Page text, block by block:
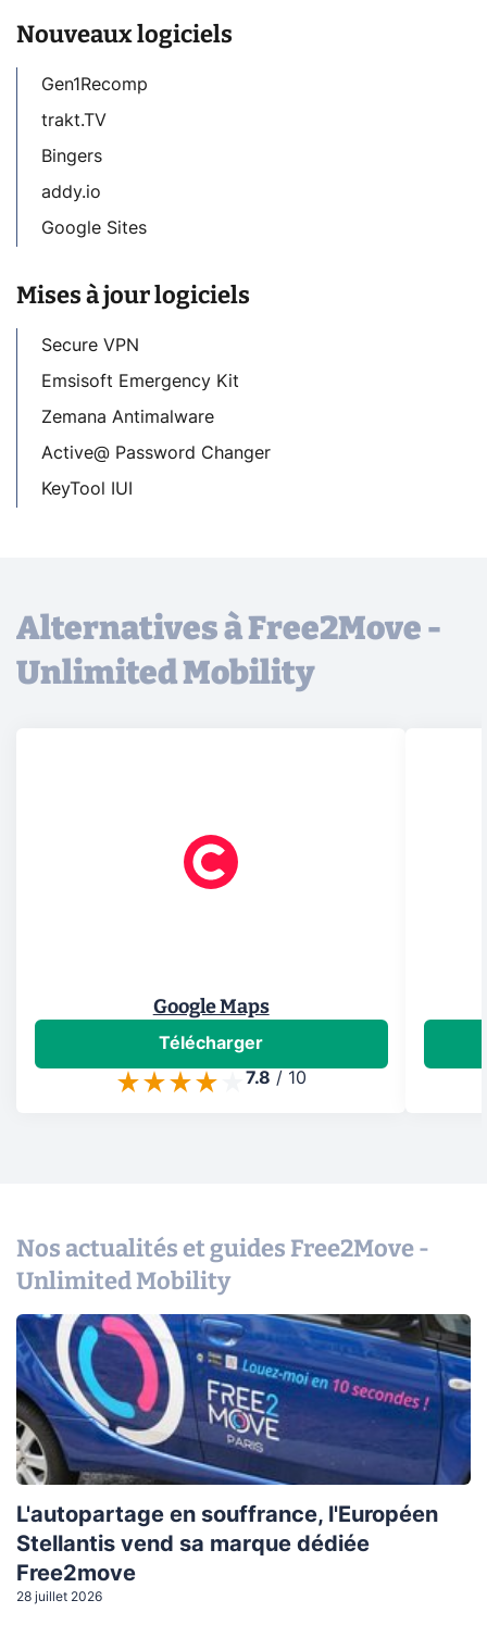
Nouveaux logiciels
Gen1Recomp
trakt.TV
Bingers
addy.io
Google Sites
Mises à jour logiciels
Secure VPN
Emsisoft Emergency Kit
Zemana Antimalware
Active@ Password Changer
KeyTool IUI
Alternatives à Free2Move -
Unlimited Mobility
Google Maps
Télécharger
7.8 / 10
Nos actualités et guides Free2Move -
Unlimited Mobility
L'autopartage en souffrance, l'Européen
Stellantis vend sa marque dédiée
Free2move
28 juillet 2026